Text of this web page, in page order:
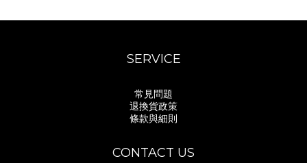
SERVICE
常見問題
退換貨政策
條款與細則
CONTACT US